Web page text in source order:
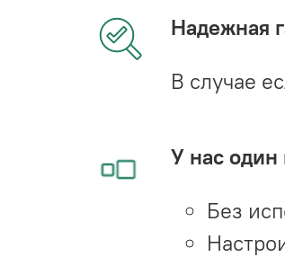
Надежная
В случае
У нас один
Без